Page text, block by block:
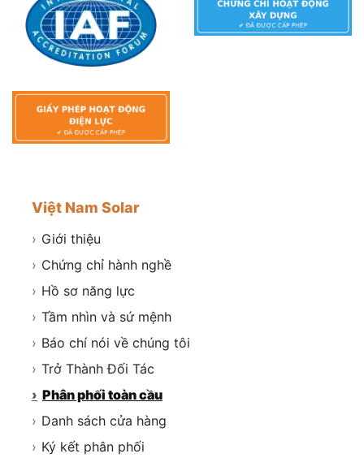
Việt Nam Solar
› Giới thiệu
› Chứng chỉ hành nghề
› Hồ sơ năng lực
› Tầm nhìn và sứ mệnh
› Báo chí nói về chúng tôi
› Trở Thành Đối Tác
› Phân phối toàn cầu
› Danh sách cửa hàng
› Ký kết phân phối